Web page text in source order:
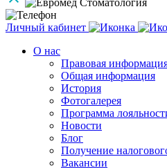
Личный кабинет
О нас
Правовая
Общая информация
История
Фотогалерея
Программа
Новости
Блог
Получение
Вакансии